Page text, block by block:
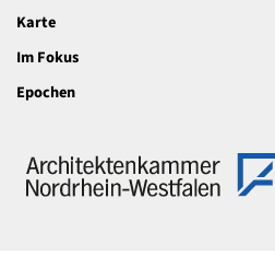
Karte
Im Fokus
Epochen